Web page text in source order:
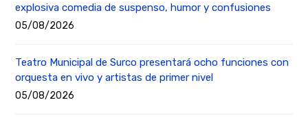
explosiva comedia de suspenso, humor y confusiones
05/08/2026
Teatro Municipal de Surco presentará ocho funciones con
orquesta en vivo y artistas de primer nivel
05/08/2026